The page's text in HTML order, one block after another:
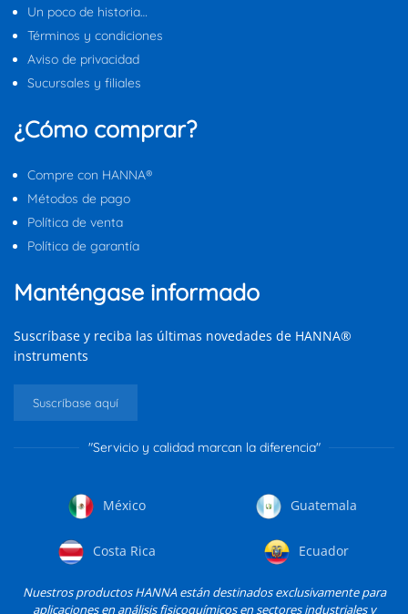
Un poco de historia…
Términos y condiciones
Aviso de privacidad
Sucursales y filiales
¿Cómo comprar?
Compre con HANNA®
Métodos de pago
Política de venta
Política de garantía
Manténgase informado
Suscríbase y reciba las últimas novedades de HANNA®
instruments
Suscríbase aquí
"Servicio y calidad marcan la diferencia"
México Guatemala
Costa Rica Ecuador
Nuestros productos HANNA están destinados exclusivamente para
aplicaciones en análisis fisicoquímicos en sectores industriales y